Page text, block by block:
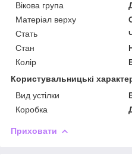
Вікова група
Матеріал верху
Стать
Стан
Колір
Користувальницькі
Вид устілки
Коробка
Приховати